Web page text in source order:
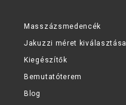
Masszázsmedencék
Jakuzzi méret kiválasztása
Kiegészítők
Bemutatóterem
Blog